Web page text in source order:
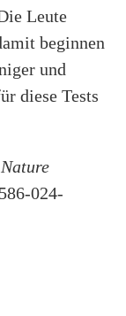
Leute
beginnen
und
diese Tests
Nature
024-